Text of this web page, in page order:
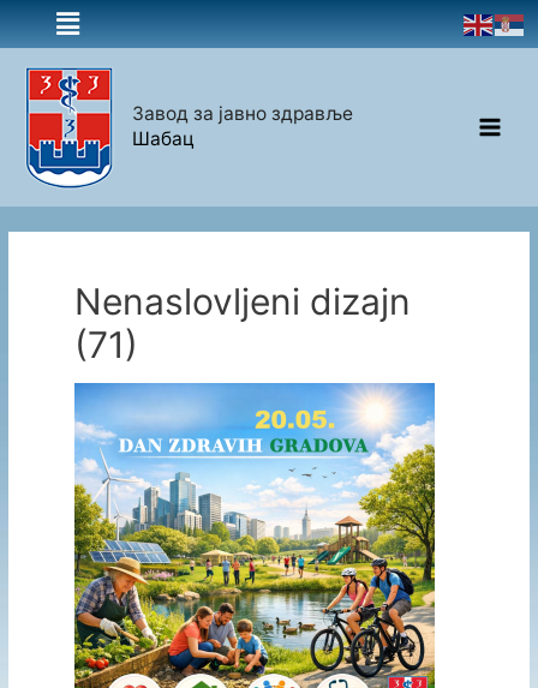
Завод за јавно здравље
Шабац
Nenaslovljeni dizajn
(71)